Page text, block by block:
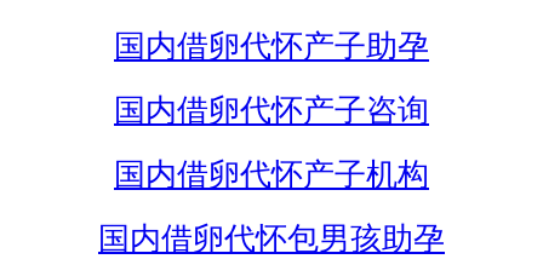
国内借卵代怀产子助孕
国内借卵代怀产子咨询
国内借卵代怀产子机构
国内借卵代怀包男孩助孕